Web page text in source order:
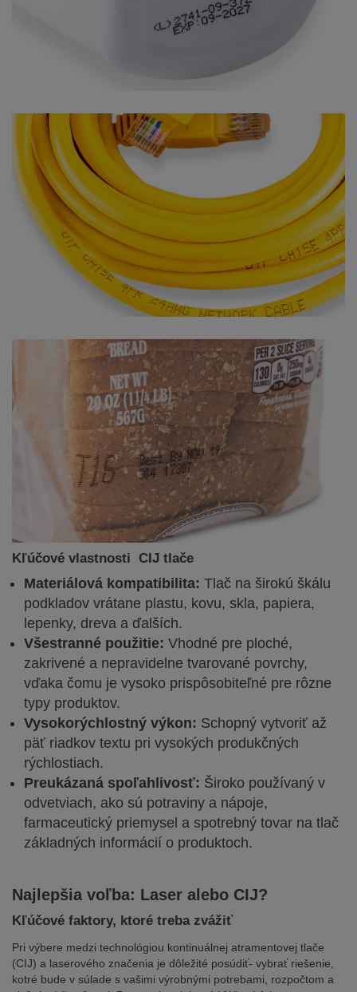
Kľúčové vlastnosti CIJ tlače
Materiálová kompatibilita: Tlač na širokú škálu
podkladov vrátane plastu, kovu, skla, papiera,
lepenky, dreva a ďalších.
Všestranné použitie: Vhodné pre ploché,
zakrivené a nepravidelne tvarované povrchy,
vďaka čomu je vysoko prispôsobiteľné pre rôzne
typy produktov.
Vysokorýchlostný výkon: Schopný vytvoriť až
päť riadkov textu pri vysokých produkčných
rýchlostiach.
Preukázaná spoľahlivosť: Široko používaný v
odvetviach, ako sú potraviny a nápoje,
farmaceutický priemysel a spotrebný tovar na tlač
základných informácií o produktoch.
Najlepšia voľba: Laser alebo CIJ?
Kľúčové faktory, ktoré treba zvážiť
Pri výbere medzi technológiou kontinuálnej atramentovej tlače
(CIJ) a laserového značenia je dôležité posúdiť- vybrať riešenie,
kotré bude v súlade s vašimi výrobnými potrebami, rozpočtom a